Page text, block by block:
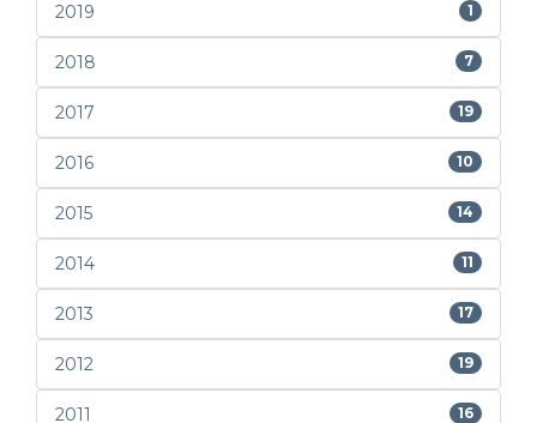
2019 1
2018 7
2017 19
2016 10
2015 14
2014 11
2013 17
2012 19
2011 16